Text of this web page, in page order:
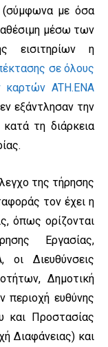
(σύμφωνα με όσα
μέσω των
εισιτηρίων η
σε όλους
ATH.ENA
εξάντλησαν την
τη διάρκεια
της τήρησης
τον έχει η
όπως ορίζονται
Εργασίας,
οι Διευθύνσεις
Δημοτική
περιοχή ευθύνης
και Προστασίας
Διαφάνειας) και